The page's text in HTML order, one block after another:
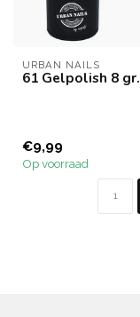
URBAN NAILS
61 Gelpolish 8 gr.
€9,99
Op voorraad